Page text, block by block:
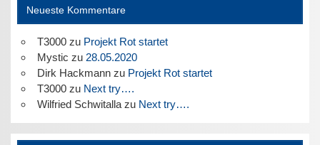
Neueste Kommentare
T3000zu Projekt Rot startet
Mystic zu 28.05.2020
Dirk Hackmannzu Projekt Rot startet
T3000zu Next try….
Wilfried Schwitallazu Next try….